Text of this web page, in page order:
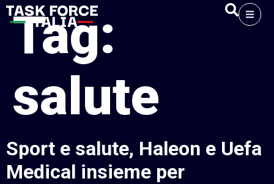
Tag:
salute
Sport e salute, Haleon e Uefa
Medical insieme per